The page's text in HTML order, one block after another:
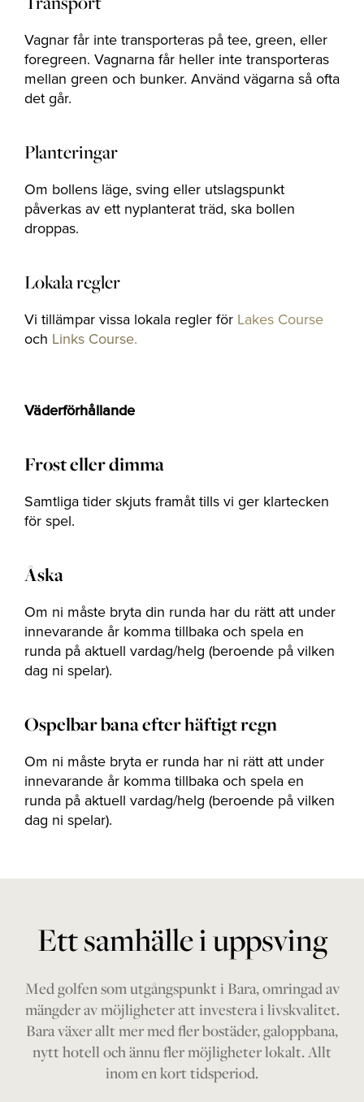
Vagnar får inte transporteras på tee, green, eller
foregreen. Vagnarna får heller inte transporteras
mellan green och bunker. Använd vägarna så ofta
det går.
Planteringar
Om bollens läge, sving eller utslagspunkt
påverkas av ett nyplanterat träd, ska bollen
droppas.
Lokala regler
Vi tillämpar vissa lokala regler för Lakes Course
och Links Course.
Väderförhållande
Frost eller dimma
Samtliga tider skjuts framåt tills vi ger klartecken
för spel.
Åska
Om ni måste bryta din runda har du rätt att under
innevarande år komma tillbaka och spela en
runda på aktuell vardag/helg (beroende på vilken
dag ni spelar).
Ospelbar bana efter häftigt regn
Om ni måste bryta er runda har ni rätt att under
innevarande år komma tillbaka och spela en
runda på aktuell vardag/helg (beroende på vilken
dag ni spelar).
Ett samhälle i uppsving
Med golfen som utgångspunkt i Bara, omringad av
mängder av möjligheter att investera i livskvalitet.
Bara växer allt mer med fler bostäder, galoppbana,
nytt hotell och ännu fler möjligheter lokalt. Allt
inom en kort tidsperiod.